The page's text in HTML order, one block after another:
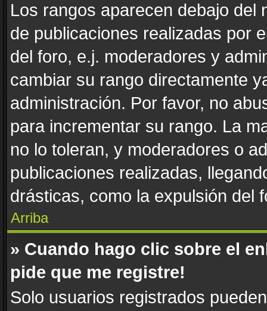
Los rangos aparecen debajo del
de publicaciones realizadas por
del foro, e.j. moderadores y
cambiar su rango directamente
administración. Por favor, no
para incrementar su rango. La
no lo toleran, y moderadores o
publicaciones realizadas,
drásticas, como la expulsión del
Arriba
» Cuando hago clic sobre el
pide que me registre!
Solo usuarios registrados